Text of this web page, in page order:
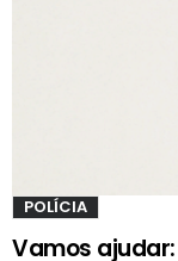
POLÍCIA
Vamos